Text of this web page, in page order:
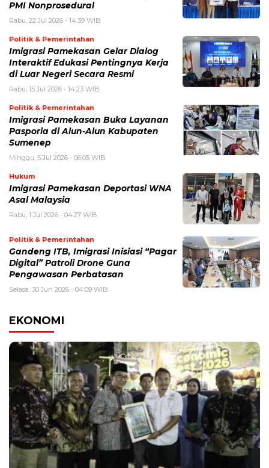
PMI Nonprosedural
Rabu, 22 Jul 2026 - 14:39 WIB
Politik & Pemerintahan
Imigrasi Pamekasan Gelar Dialog
Interaktif Edukasi Pentingnya Kerja
di Luar Negeri Secara Resmi
Rabu, 15 Jul 2026 - 14:23 WIB
Politik & Pemerintahan
Imigrasi Pamekasan Buka Layanan
Pasporia di Alun-Alun Kabupaten
Sumenep
Minggu, 5 Jul 2026 - 06:05 WIB
Hukum
Imigrasi Pamekasan Deportasi WNA
Asal Malaysia
Rabu, 1 Jul 2026 - 04:27 WIB
Politik & Pemerintahan
Gandeng ITB, Imigrasi Inisiasi “Pagar
Digital” Patroli Drone Guna
Pengawasan Perbatasan
Selasa, 30 Jun 2026 - 04:09 WIB
EKONOMI